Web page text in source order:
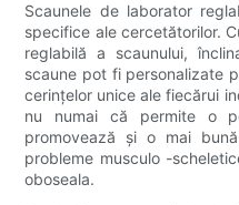
Scaunele de laborator
specifice ale cercetătorilor.
reglabilă a scaunului,
scaune pot fi personalizate
cerințelor unice ale fiecărui
nu numai că permite o
promovează și o mai
probleme musculo -
oboseala.